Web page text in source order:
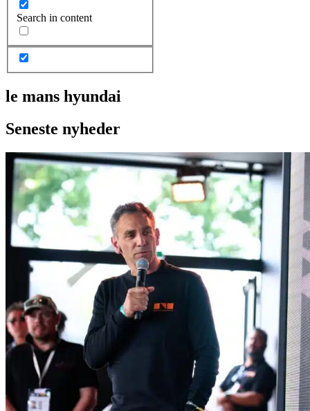
Search in content
le mans hyundai
Seneste nyheder